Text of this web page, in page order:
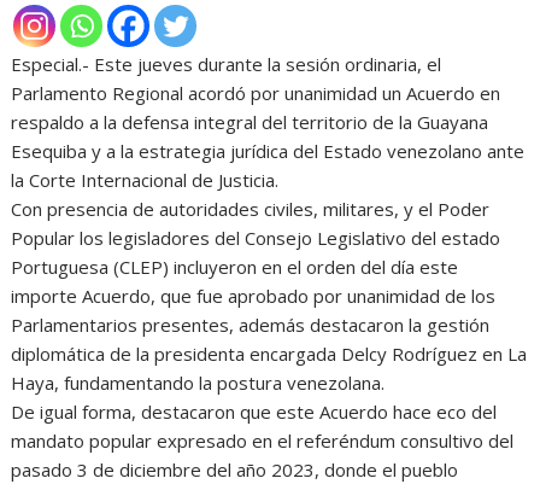
Especial.- Este jueves durante la sesión ordinaria, el
Parlamento Regional acordó por unanimidad un Acuerdo en
respaldo a la defensa integral del territorio de la Guayana
Esequiba y a la estrategia jurídica del Estado venezolano ante
la Corte Internacional de Justicia.
Con presencia de autoridades civiles, militares, y el Poder
Popular los legisladores del Consejo Legislativo del estado
Portuguesa (CLEP) incluyeron en el orden del día este
importe Acuerdo, que fue aprobado por unanimidad de los
Parlamentarios presentes, además destacaron la gestión
diplomática de la presidenta encargada Delcy Rodríguez en La
Haya, fundamentando la postura venezolana.
De igual forma, destacaron que este Acuerdo hace eco del
mandato popular expresado en el referéndum consultivo del
pasado 3 de diciembre del año 2023, donde el pueblo